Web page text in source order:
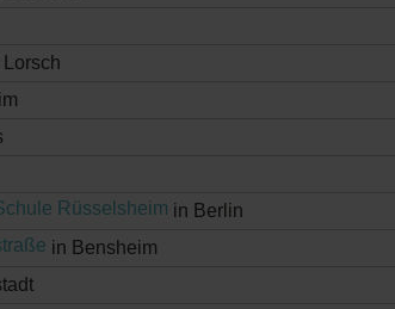
Lorsch
Rüsselsheim in Berlin
in Bensheim